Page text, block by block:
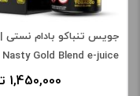
جویس تنباکو بادام نستی |
Nasty Gold Blend e-juice
1,450,000 تومان